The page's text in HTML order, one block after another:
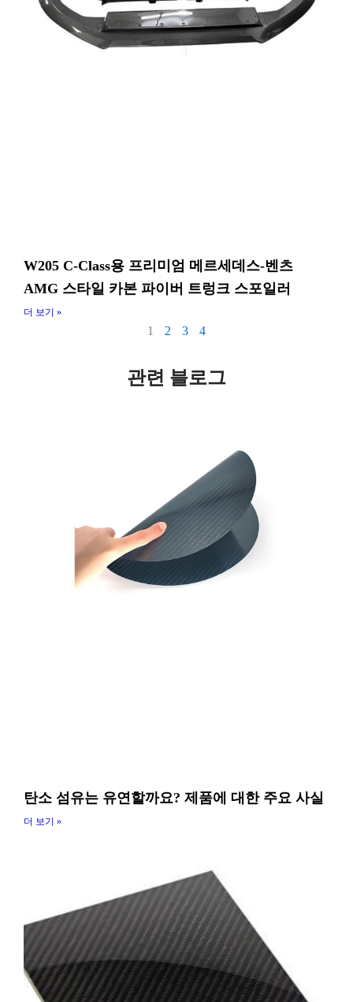
W205 C-Class용 프리미엄 메르세데스-벤츠
AMG 스타일 카본 파이버 트렁크 스포일러
더 보기 »
1 2 3 4
관련 블로그
탄소 섬유는 유연할까요? 제품에 대한 주요 사실
더 보기 »